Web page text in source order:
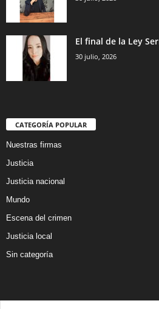
El final de la Ley
30 julio, 2026
CATEGORÍA POPULAR
Nuestras firmas
Justicia
Justicia nacional
Mundo
Escena del crimen
Justicia local
Sin categoría